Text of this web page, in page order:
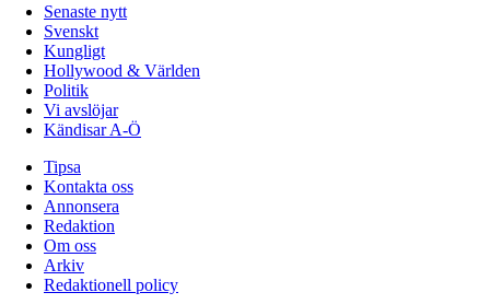
Senaste nytt
Svenskt
Kungligt
Hollywood & Världen
Politik
Vi avslöjar
Kändisar A-Ö
Tipsa
Kontakta oss
Annonsera
Redaktion
Om oss
Arkiv
Redaktionell policy